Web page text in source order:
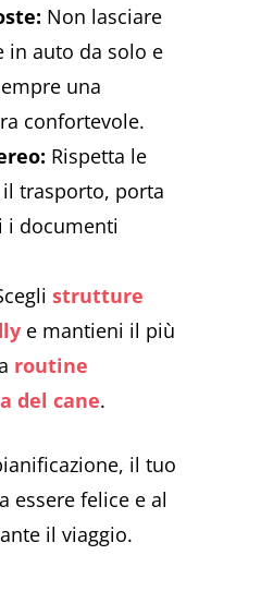
Non lasciare
in auto da solo e
una
confortevole.
Rispetta le
trasporto, porta
i documenti
strutture
e mantieni il più
routine
del cane.
il tuo
essere felice e al
il viaggio.